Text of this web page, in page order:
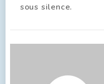
sous silence.